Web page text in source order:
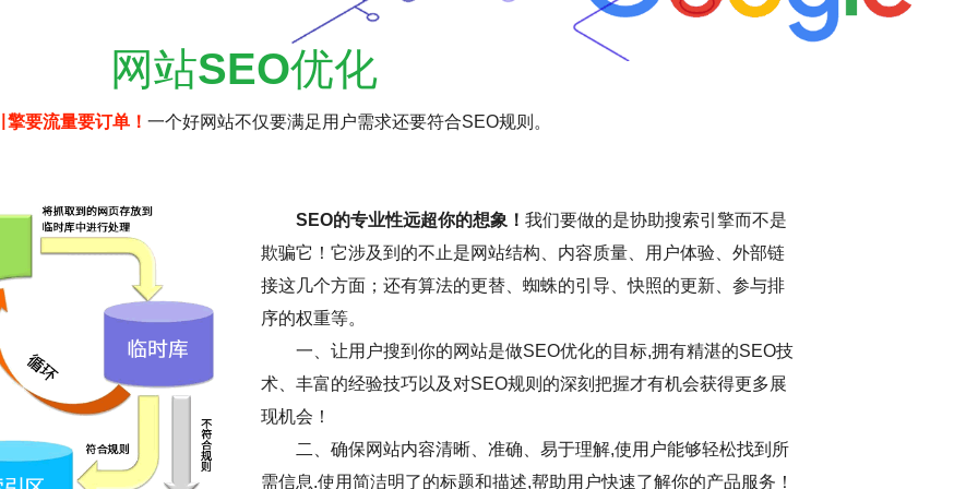
网站SEO优化
擎要流量要订单！ 一个好网站不仅要满足用户需求还要符合SEO规则。
SEO的专业性远超你的想象！ 我们要做的是协助搜索引擎而不是
欺骗它！它涉及到的不止是网站结构、内容质量、用户体验、外部链
接这几个方面；还有算法的更替、蜘蛛的引导、快照的更新、参与排
序的权重等。
一、让用户搜到你的网站是做SEO优化的目标,拥有精湛的SEO技
术、丰富的经验技巧以及对SEO规则的深刻把握才有机会获得更多展
现机会！
二、确保网站内容清晰、准确、易于理解,使用户能够轻松找到所
需信息.使用简洁明了的标题和描述,帮助用户快速了解你的产品服务！